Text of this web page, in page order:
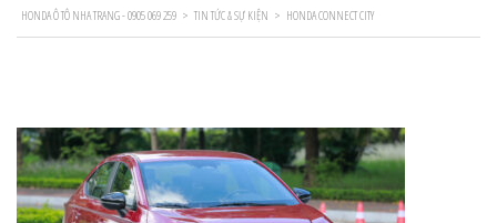
HONDA Ô TÔ NHA TRANG - 0905 069 259 > TIN TỨC & SỰ KIỆN > HONDA CONNECT CITY